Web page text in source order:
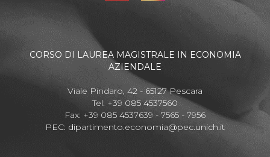
CORSO DI LAUREA MAGISTRALE IN ECONOMIA
AZIENDALE
Viale Pindaro, 42 - 65127 Pescara
Tel: +39 085 4537560
Fax: +39 085 4537639 - 7565 - 7956
PEC: dipartimento.economia@pec.unich.it